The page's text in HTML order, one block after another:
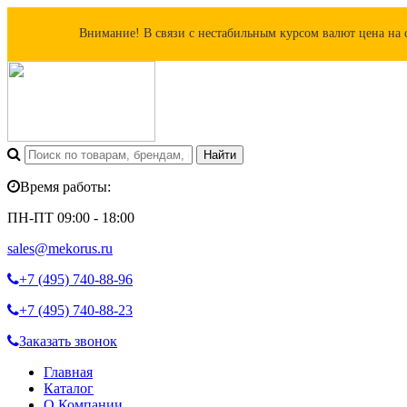
Внимание! В связи с нестабильным курсом валют цена на
Время работы:
ПН-ПТ 09:00 - 18:00
sales@mekorus.ru
+7 (495) 740-88-96
+7 (495) 740-88-23
Заказать звонок
Главная
Каталог